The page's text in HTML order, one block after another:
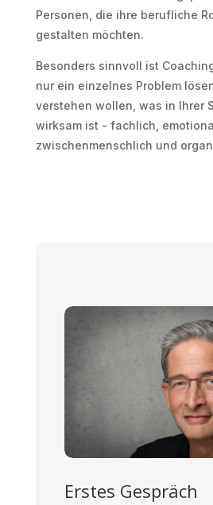
Personen, die ihre berufliche
gestalten möchten.
Besonders sinnvoll ist
nur ein einzelnes Problem
verstehen wollen, was in Ihrer
wirksam ist - fachlich,
zwischenmenschlich und
Erstes Gespräch